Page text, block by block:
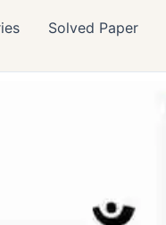
Solved Paper